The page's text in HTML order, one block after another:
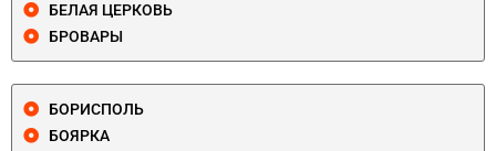
БЕЛАЯ ЦЕРКОВЬ
БРОВАРЫ
БОРИСПОЛЬ
БОЯРКА